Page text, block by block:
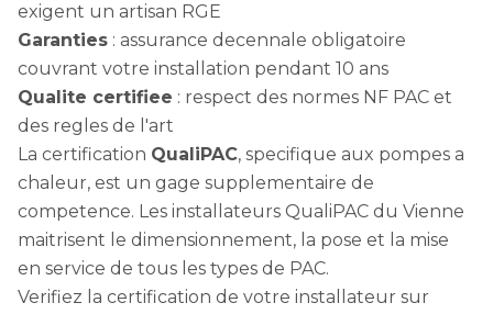
exigent un artisan RGE
Garanties : assurance decennale obligatoire
couvrant votre installation pendant 10 ans
Qualite certifiee : respect des normes NF PAC et
des regles de l'art
La certification QualiPAC, specifique aux pompes a
chaleur, est un gage supplementaire de
competence. Les installateurs QualiPAC du Vienne
maitrisent le dimensionnement, la pose et la mise
en service de tous les types de PAC.
Verifiez la certification de votre installateur sur